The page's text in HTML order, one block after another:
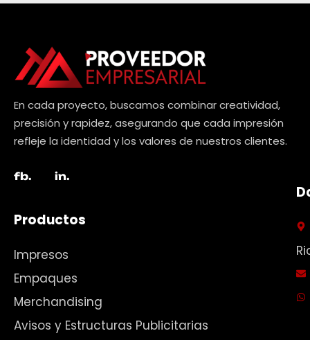
En cada proyecto, buscamos combinar creatividad,
precisión y rapidez, asegurando que cada impresión
refleje la identidad y los valores de nuestros clientes.
fb. in.
Productos
Impresos
Empaques
Merchandising
Avisos y Estructuras Publicitarias